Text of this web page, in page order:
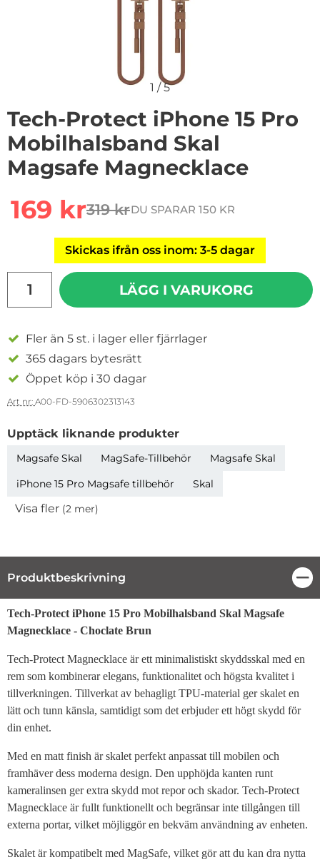
1 /5
Tech-Protect iPhone 15 Pro
Mobilhalsband Skal
Magsafe Magnecklace
rea pris
169 krtidigare pris
319 krDU SPARAR 150 KR
Skickas ifrån oss inom: 3-5 dagar
LÄGG I VARUKORG
Fler än 5 st. i lager eller fjärrlager
365 dagars bytesrätt
Öppet köp i 30 dagar
Art nr: A00-FD-5906302313143
Upptäck liknande produkter
Magsafe Skal MagSafe-Tillbehör
Magsafe Skal
iPhone 15 Pro Magsafe tillbehör
Skal
Visa fler (2 mer)
Produktbeskrivning
Produktbeskrivning
Tech-Protect iPhone 15 Pro Mobilhalsband Skal Magsafe
Magnecklace - Choclate Brun
Tech-Protect Magnecklace är ett minimalistiskt skyddsskal med en
rem som kombinerar elegans, funktionalitet och högsta kvalitet i
tillverkningen. Tillverkat av behagligt TPU-material ger skalet en
lätt och tunn känsla, samtidigt som det erbjuder ett högt skydd för
din enhet.
Med en matt finish är skalet perfekt anpassat till mobilen och
framhäver dess moderna design. Den upphöjda kanten runt
kameralinsen ger extra skydd mot repor och skador. Tech-Protect
Magnecklace är fullt funktionellt och begränsar inte tillgången till
externa portar, vilket möjliggör en bekväm användning av enheten.
Skalet är kompatibelt med MagSafe, vilket gör att du kan dra nytta